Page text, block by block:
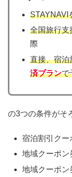
STAYNAVI
全国旅行支
際
直接、宿泊
済プランで
の3つの条件がそ
宿泊割引クー
地域クーポン
地域クーポン